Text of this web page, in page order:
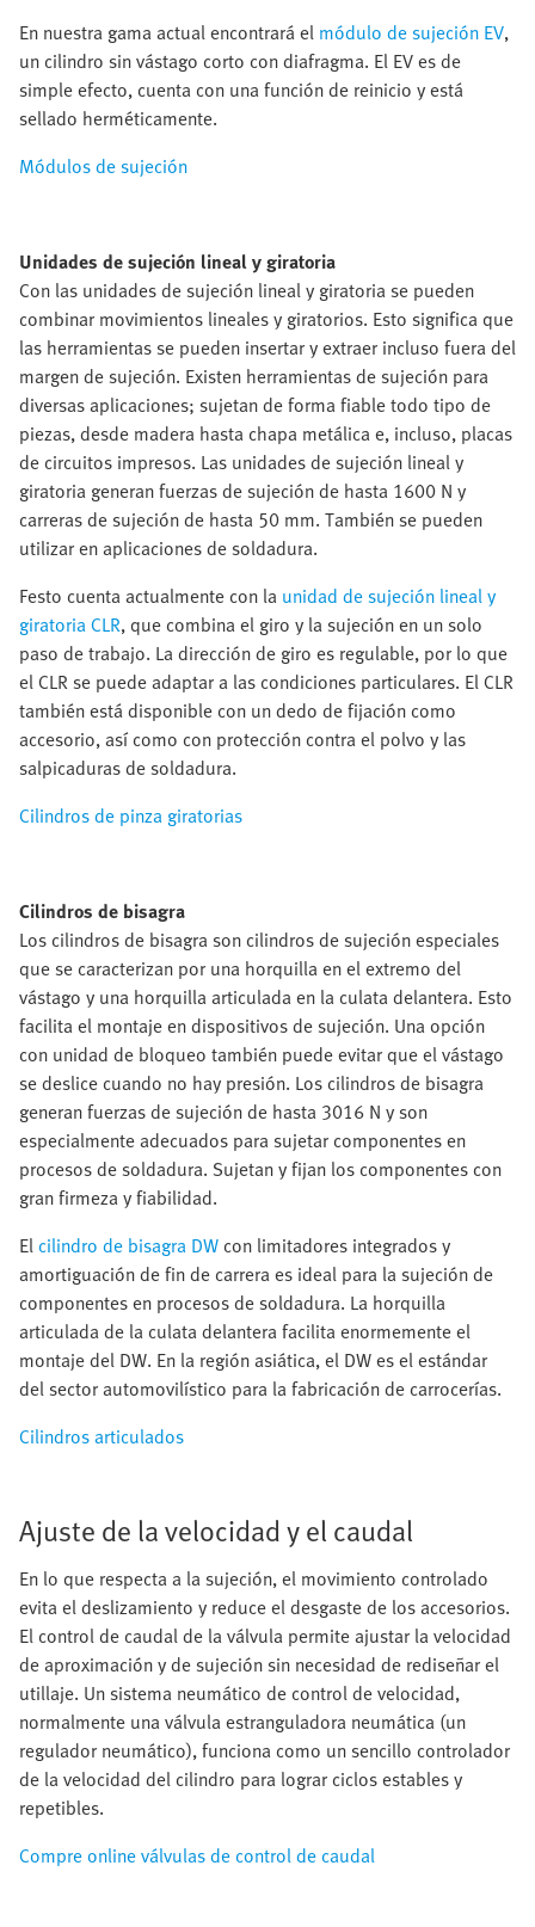
En nuestra gama actual encontrará el módulo de sujeción EV,
un cilindro sin vástago corto con diafragma. El EV es de
simple efecto, cuenta con una función de reinicio y está
sellado herméticamente.
Módulos de sujeción
Unidades de sujeción lineal y giratoria
Con las unidades de sujeción lineal y giratoria se pueden
combinar movimientos lineales y giratorios. Esto significa que
las herramientas se pueden insertar y extraer incluso fuera del
margen de sujeción. Existen herramientas de sujeción para
diversas aplicaciones; sujetan de forma fiable todo tipo de
piezas, desde madera hasta chapa metálica e, incluso, placas
de circuitos impresos. Las unidades de sujeción lineal y
giratoria generan fuerzas de sujeción de hasta 1600 N y
carreras de sujeción de hasta 50 mm. También se pueden
utilizar en aplicaciones de soldadura.
Festo cuenta actualmente con la unidad de sujeción lineal y
giratoria CLR, que combina el giro y la sujeción en un solo
paso de trabajo. La dirección de giro es regulable, por lo que
el CLR se puede adaptar a las condiciones particulares. El CLR
también está disponible con un dedo de fijación como
accesorio, así como con protección contra el polvo y las
salpicaduras de soldadura.
Cilindros de pinza giratorias
Cilindros de bisagra
Los cilindros de bisagra son cilindros de sujeción especiales
que se caracterizan por una horquilla en el extremo del
vástago y una horquilla articulada en la culata delantera. Esto
facilita el montaje en dispositivos de sujeción. Una opción
con unidad de bloqueo también puede evitar que el vástago
se deslice cuando no hay presión. Los cilindros de bisagra
generan fuerzas de sujeción de hasta 3016 N y son
especialmente adecuados para sujetar componentes en
procesos de soldadura. Sujetan y fijan los componentes con
gran firmeza y fiabilidad.
Elcilindro de bisagra DWcon limitadores integrados y
amortiguación de fin de carrera es ideal para la sujeción de
componentes en procesos de soldadura. La horquilla
articulada de la culata delantera facilita enormemente el
montaje del DW. En la región asiática, el DW es el estándar
del sector automovilístico para la fabricación de carrocerías.
Cilindros articulados
Ajuste de la velocidad y el caudal
En lo que respecta a la sujeción, el movimiento controlado
evita el deslizamiento y reduce el desgaste de los accesorios.
El control de caudal de la válvula permite ajustar la velocidad
de aproximación y de sujeción sin necesidad de rediseñar el
utillaje. Un sistema neumático de control de velocidad,
normalmente una válvula estranguladora neumática (un
regulador neumático), funciona como un sencillo controlador
de la velocidad del cilindro para lograr ciclos estables y
repetibles.
Compre online válvulas de control de caudal